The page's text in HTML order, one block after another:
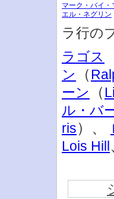
マーク・バイ
エル・ネグリン
ラ行の
ラゴス
ン
（
ーン
（
ル・バ
ris）、
Lois Hill